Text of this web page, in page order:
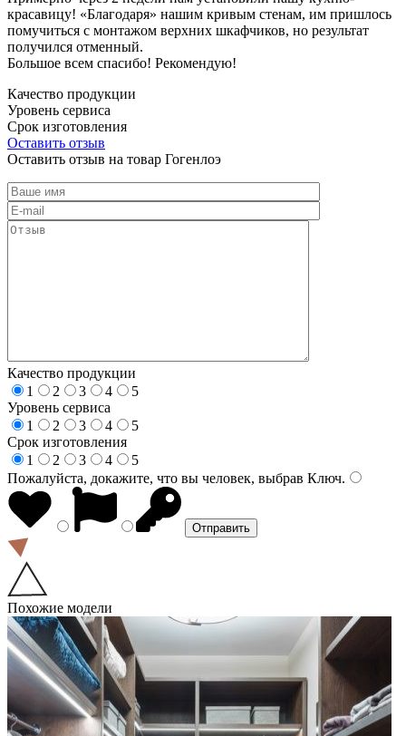
красавицу! «Благодаря» нашим кривым стенам, им пришлось
помучиться с монтажом верхних шкафчиков, но результат
получился отменный.
Большое всем спасибо! Рекомендую!
Качество продукции
Уровень сервиса
Срок изготовления
Оставить отзыв
Оставить отзыв на товар Гогенлоэ
Качество продукции
1
2 3 4
5
Уровень сервиса
1
2 3 4
5
Срок изготовления
1
2 3 4
5
Пожалуйста, докажите, что вы человек, выбрав Ключ.
Похожие модели